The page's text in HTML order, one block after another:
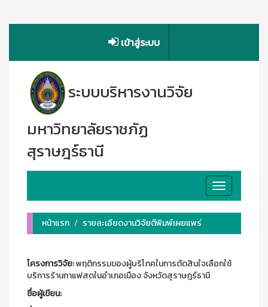
เข้าสู่ระบบ
ระบบบริหารงานวิจัย
มหาวิทยาลัยราชภัฏ
สุราษฎร์ธานี
Toggle
navigation
หน้าแรก
รายละเอียดงานวิจัยตีพิมพ์เผยแพร่
โครงการวิจัย:พฤติกรรมของผู้บริโภคในการตัดสินใจเลือกใช้
บริการร้านกาแฟสดในอำเภอเมือง จังหวัดสุราษฎร์ธานี
ชื่อผู้เขียน: